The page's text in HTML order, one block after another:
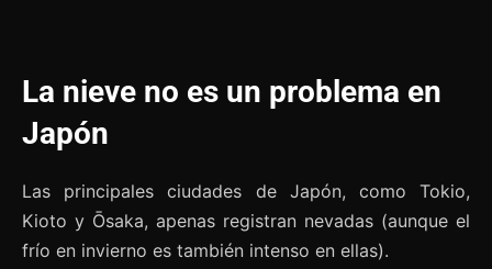
La nieve no es un problema en
Japón
Las principales ciudades de Japón, como Tokio,
Kioto y Ōsaka, apenas registran nevadas (aunque el
frío en invierno es también intenso en ellas).